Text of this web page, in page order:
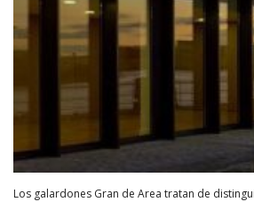
Los galardones Gran de Area tratan de